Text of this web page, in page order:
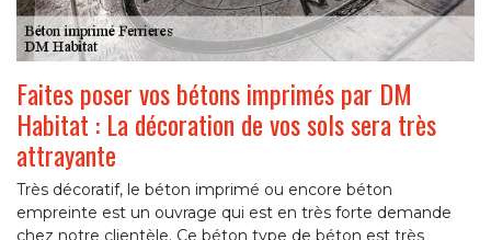
Faites poser vos bétons imprimés par DM
Habitat : La décoration de vos sols sera très
attrayante
Très décoratif, le béton imprimé ou encore béton
empreinte est un ouvrage qui est en très forte demande
chez notre clientèle. Ce béton type de béton est très